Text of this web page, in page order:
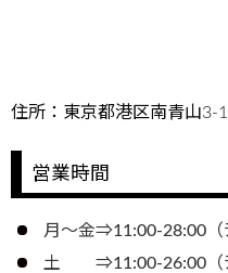
住所：東京都港区南青山3-
営業時間
月～金⇒11:00-28:00（ﾗ
土 ⇒11:00-26:00（ﾗｽ